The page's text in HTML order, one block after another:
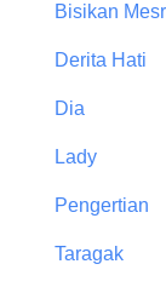
Bisikan
Derita Hati
Dia
Lady
Pengertian
Taragak